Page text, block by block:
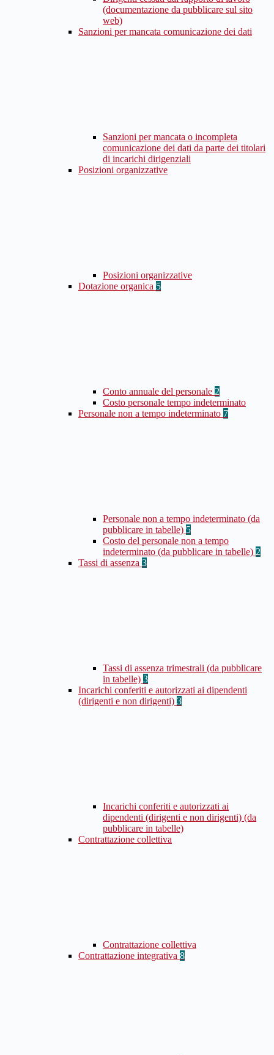
(documentazione da pubblicare sul sito
web)
Sanzioni per mancata comunicazione dei dati
Sanzioni per mancata o incompleta
comunicazione dei dati da parte dei titolari
di incarichi dirigenziali
Posizioni organizzative
Posizioni organizzative
Dotazione organica 5
Conto annuale del personale 2
Costo personale tempo indeterminato
Personale non a tempo indeterminato 7
Personale non a tempo indeterminato (da
pubblicare in tabelle) 5
Costo del personale non a tempo
indeterminato (da pubblicare in tabelle) 2
Tassi di assenza 3
Tassi di assenza trimestrali (da pubblicare
in tabelle) 3
Incarichi conferiti e autorizzati ai dipendenti
(dirigenti e non dirigenti) 3
Incarichi conferiti e autorizzati ai
dipendenti (dirigenti e non dirigenti) (da
pubblicare in tabelle)
Contrattazione collettiva
Contrattazione collettiva
Contrattazione integrativa 8